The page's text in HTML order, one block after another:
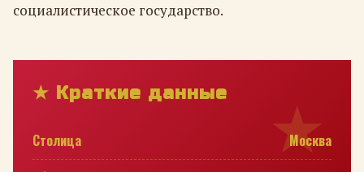
социалистическое государство.
★ Краткие данные
Столица
Москва